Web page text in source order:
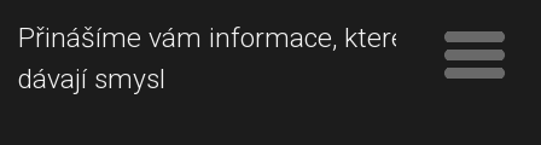
Přinášíme vám informace, které
dávají smysl